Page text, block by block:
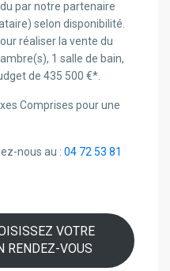
par notre partenaire
selon disponibilité.
réaliser la vente du
1 salle de bain,
de 435 500 €*.
Comprises pour une
nous au :04 72 53 81
VOTRE
RENDEZ-VOUS